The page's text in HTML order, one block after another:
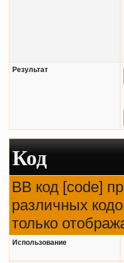
Результат
Код
BB код [code]
различных
только
Использование